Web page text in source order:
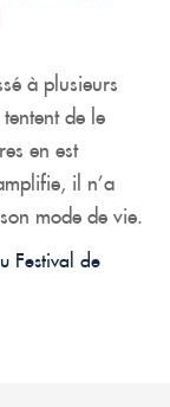
à plusieurs
de le
en est
il n’a
mode de vie.
Festival de